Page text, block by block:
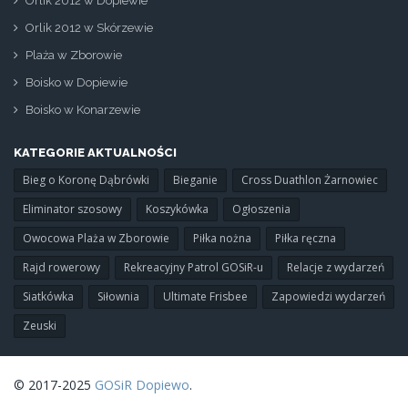
Orlik 2012 w Skórzewie
Plaża w Zborowie
Boisko w Dopiewie
Boisko w Konarzewie
KATEGORIE AKTUALNOŚCI
Bieg o Koronę Dąbrówki Bieganie
Cross Duathlon Żarnowiec
Eliminator szosowy
Koszykówka
Ogłoszenia
Owocowa Plaża w Zborowie
Piłka nożna
Piłka ręczna
Rajd rowerowy
Rekreacyjny Patrol GOSiR-u
Relacje z wydarzeń
Siatkówka
Siłownia Ultimate Frisbee
Zapowiedzi wydarzeń
Zeuski
© 2017-2025 GOSiR Dopiewo.